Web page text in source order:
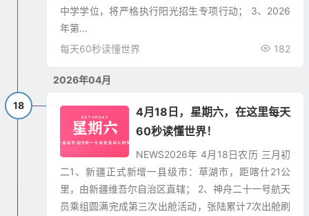
中学学位，将严格执行阳光招生专项行动； 3、2026
年第...
每天60秒读懂世界 182
18
4月18日，星期六，在这里每天
60秒读懂世界！
NEWS​2026年 4月18日农历 三月初
二1、新疆正式新增一县级市：草湖市，距喀什21公
里，由新疆维吾尔自治区直辖； 2、神舟二十一号航天
员乘组圆满完成第三次出舱活动，张陆累计7次出舱刷
2026年04月